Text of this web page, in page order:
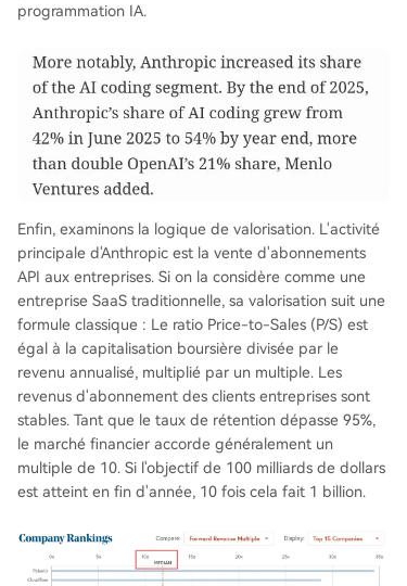
programmation IA.
Enfin, examinons la logique de valorisation. L'activité
principale d'Anthropic est la vente d'abonnements
API aux entreprises. Si on la considère comme une
entreprise SaaS traditionnelle, sa valorisation suit une
formule classique : Le ratio Price-to-Sales (P/S) est
égal à la capitalisation boursière divisée par le
revenu annualisé, multiplié par un multiple. Les
revenus d'abonnement des clients entreprises sont
stables. Tant que le taux de rétention dépasse 95%,
le marché financier accorde généralement un
multiple de 10. Si l'objectif de 100 milliards de dollars
est atteint en fin d'année, 10 fois cela fait 1 billion.